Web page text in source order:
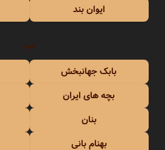
ایوان بند
ب
بابک جهانبخش
بچه های ایران
بنان
بهنام بانی